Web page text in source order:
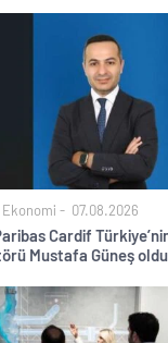
Ekonomi 07.08.2026
Cardif
Mustafa Güneş oldu